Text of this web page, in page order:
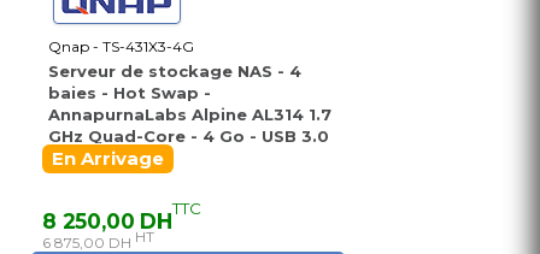
Qnap - TS-431X3-4G
Serveur de stockage NAS - 4
baies - Hot Swap -
AnnapurnaLabs Alpine AL314 1.7
GHz Quad-Core - 4 Go - USB 3.0
En Arrivage
8 250,00 DHTTC
6 875,00 DH HT